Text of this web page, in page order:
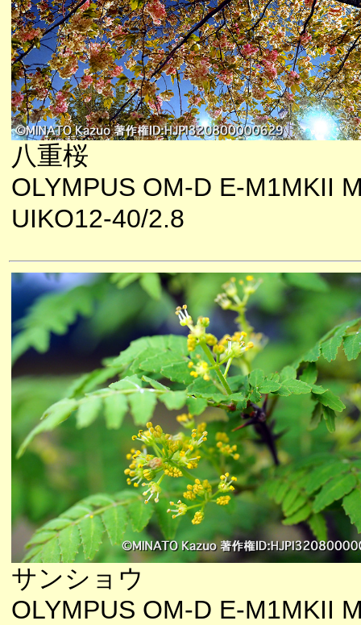
八重桜
OLYMPUS OM-D E-M1MKII
UIKO12-40/2.8
サンショウ
OLYMPUS OM-D E-M1MKII